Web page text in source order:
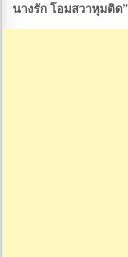
นางรัก โอมสวาหุมติด”